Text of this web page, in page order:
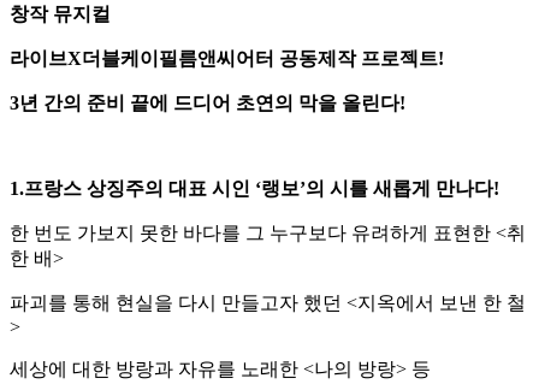
창작 뮤지컬
라이브X더블케이필름앤씨어터 공동제작 프로젝트!
3년 간의 준비 끝에 드디어 초연의 막을 올린다!
1.프랑스 상징주의 대표 시인 ‘랭보’의 시를 새롭게 만나다!
한 번도 가보지 못한 바다를 그 누구보다 유려하게 표현한 <취
한 배>
파괴를 통해 현실을 다시 만들고자 했던 <지옥에서 보낸 한 철
>
세상에 대한 방랑과 자유를 노래한 <나의 방랑> 등